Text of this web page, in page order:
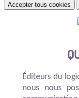
Accepter tous cookies
Éditeurs du
nous nous